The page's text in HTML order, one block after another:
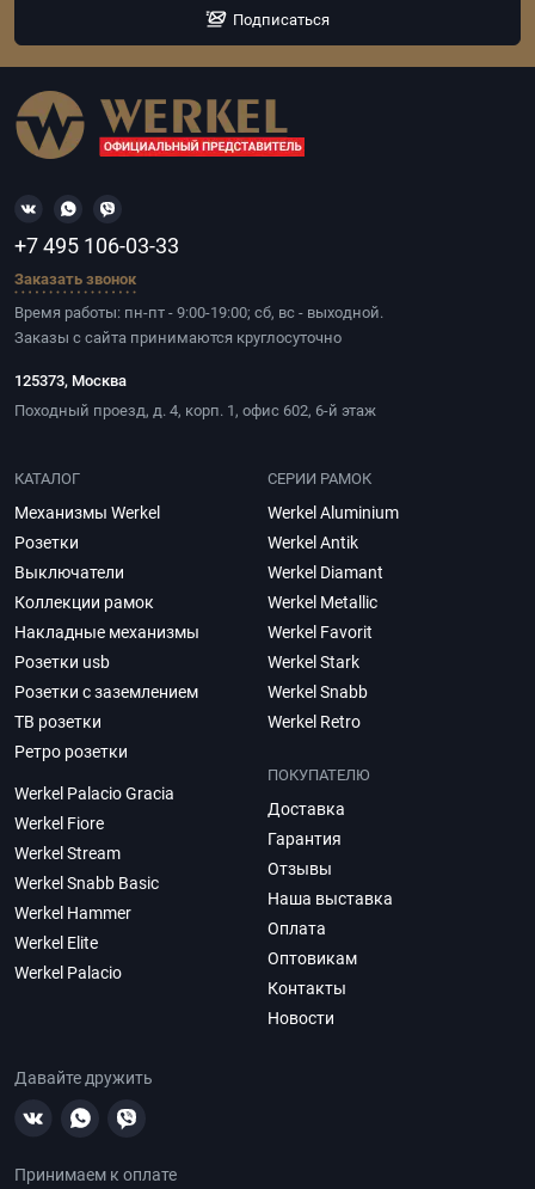
Подписаться
+7 495 106-03-33
Заказать звонок
Время работы: пн-пт - 9:00-19:00; сб, вс - выходной.
Заказы с сайта принимаются круглосуточно
125373, Москва
Походный проезд, д. 4, корп. 1, офис 602, 6-й этаж
КАТАЛОГ
Механизмы Werkel
Розетки
Выключатели
Коллекции рамок
Накладные механизмы
Розетки usb
Розетки с заземлением
ТВ розетки
Ретро розетки
СЕРИИ РАМОК
Werkel Aluminium
Werkel Antik
Werkel Diamant
Werkel Metallic
Werkel Favorit
Werkel Stark
Werkel Snabb
Werkel Retro
Werkel Palacio Gracia
Werkel Fiore
Werkel Stream
Werkel Snabb Basic
Werkel Hammer
Werkel Elite
Werkel Palacio
ПОКУПАТЕЛЮ
Доставка
Гарантия
Отзывы
Наша выставка
Оплата
Оптовикам
Контакты
Новости
Давайте дружить
Принимаем к оплате